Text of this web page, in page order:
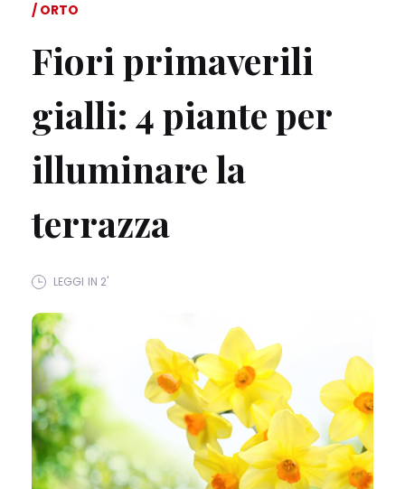
ORTO
Fiori primaverili
gialli: 4 piante per
illuminare la
terrazza
LEGGI IN 2'